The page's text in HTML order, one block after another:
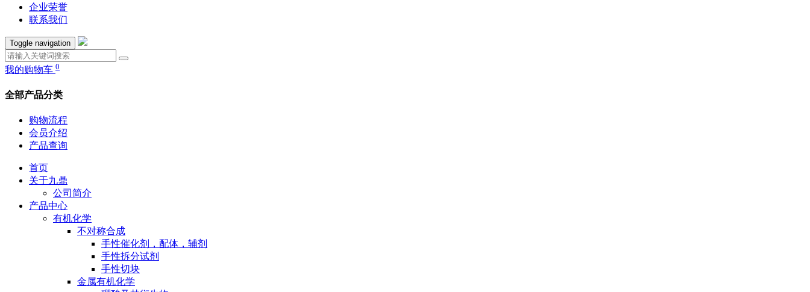
企业荣誉
联系我们
Toggle navigation
我的购物车 0
全部产品分类
购物流程
会员介绍
产品查询
首页
关于九鼎
公司简介
产品中心
有机化学
不对称合成
手性催化剂，配体，辅剂
手性拆分试剂
手性切块
金属有机化学